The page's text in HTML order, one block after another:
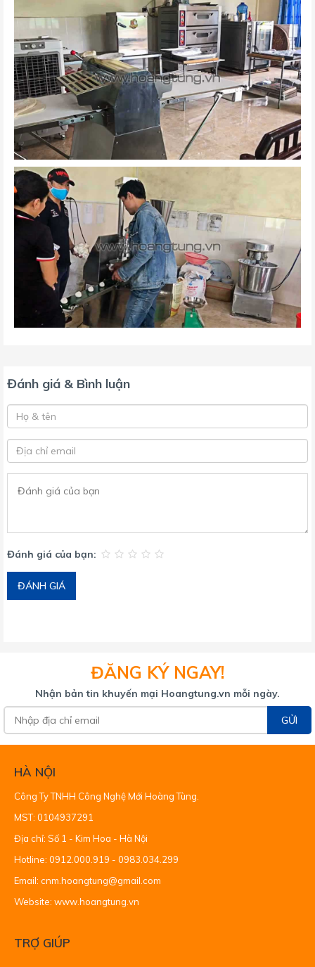
Đánh giá & Bình luận
Đánh giá của bạn:
ĐÁNH GIÁ
ĐĂNG KÝ NGAY!
Nhận bản tin khuyến mại Hoangtung.vn mỗi ngày.
GỬI
HÀ NỘI
Công Ty TNHH Công Nghệ Mới Hoàng Tùng.
MST: 0104937291
Địa chỉ: Số 1 - Kim Hoa - Hà Nội
Hotline: 0912.000.919 - 0983.034.299
Email: cnm.hoangtung@gmail.com
Website: www.hoangtung.vn
TRỢ GIÚP